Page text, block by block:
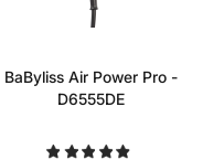
BaByliss Air Power Pro -
D6555DE